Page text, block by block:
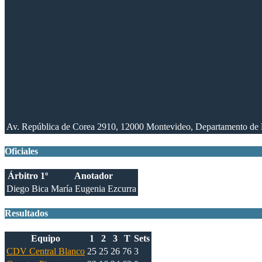
Av. República de Corea 2910, 12000 Montevideo, Departamento
Oficiales
Árbitro 1º
Anotador
Diego Bica María Eugenia Ezcurra
Resultados
Equipo 1 2 3 T Sets
CDV Central Blanco 25 25 26 76 3